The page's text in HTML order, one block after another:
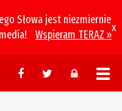
Słowa jest niezmiernie
Wspieram TERAZ »
x